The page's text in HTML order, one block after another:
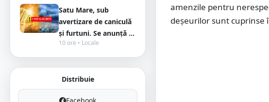
Satu Mare, sub
avertizare de caniculă
și furtuni. Se anunță ...
10 ore • Locale
Distribuie
amenzile pentru
deșeurilor sunt cuprinse